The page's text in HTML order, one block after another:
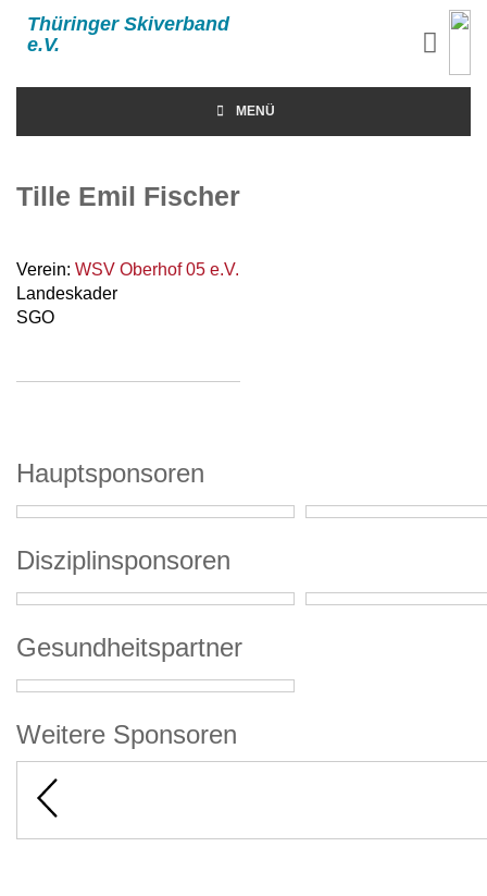
Thüringer Skiverband
e.V.
MENÜ
Tille Emil Fischer
Verein: WSV Oberhof 05 e.V.
Landeskader
SGO
Hauptsponsoren
Disziplinsponsoren
Gesundheitspartner
Weitere Sponsoren